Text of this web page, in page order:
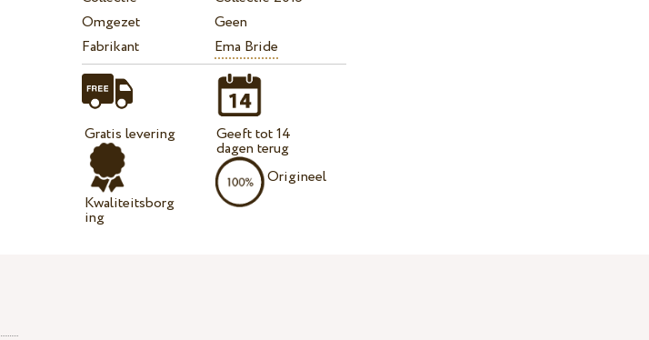
Omgezet
Geen
Fabrikant
Ema Bride
Gratis levering
Kwaliteitsborg
ing
Geeft tot 14
dagen terug
Origineel